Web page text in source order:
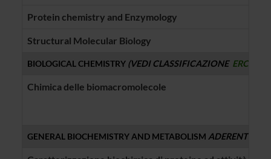
Protein chemistry and Enzymology
Structural Molecular Biology
BIOLOGICAL CHEMISTRY (VEDI CLASSIFICAZIONE ERC
Chimica delle biomacromolecole
GENERAL BIOCHEMISTRY AND METABOLISM ADERENTE